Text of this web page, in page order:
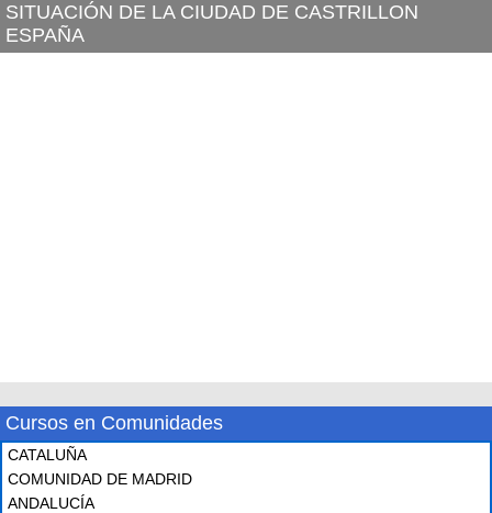
SITUACIÓN DE LA CIUDAD DE CASTRILLON
ESPAÑA
Cursos en Comunidades
CATALUÑA
COMUNIDAD DE MADRID
ANDALUCÍA